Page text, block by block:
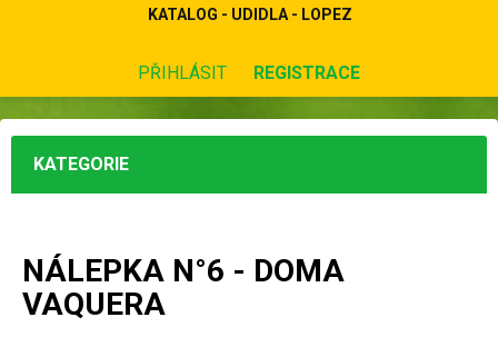
KATALOG - UDIDLA - LOPEZ
PŘIHLÁSIT REGISTRACE
KATEGORIE
NÁLEPKA N°6 - DOMA
VAQUERA